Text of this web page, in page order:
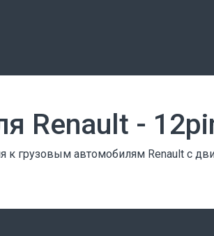
Renault -
к грузовым автомобилям Renault с